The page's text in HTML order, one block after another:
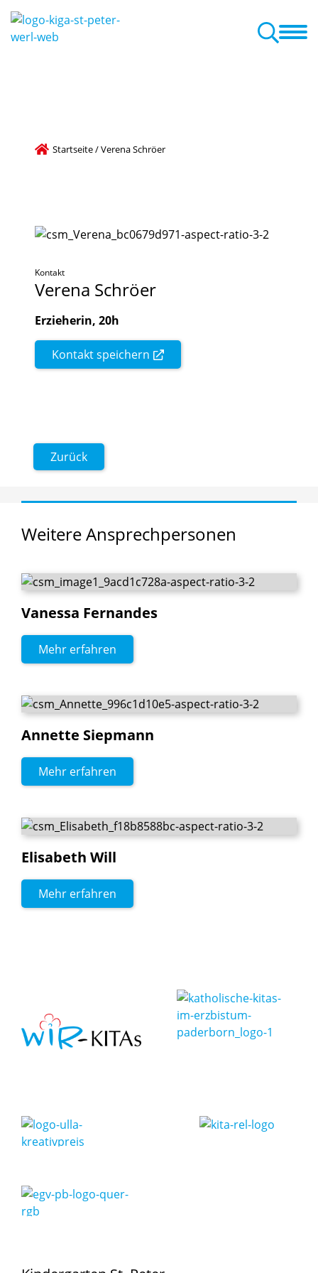
Wirfür Eltern Aktuelles + Termine
Startseite/Verena Schröer
Kontakt
Verena Schröer
Erzieherin, 20h
Kontakt speichern
Zurück
WeitereAnsprechpersonen
Vanessa Fernandes
Mehr erfahren
Annette Siepmann
Mehr erfahren
Elisabeth Will
Mehr erfahren